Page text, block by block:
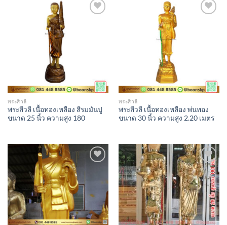
พระสีวลี
พระสีวลี เนื้อทองเหลือง สีรมมันปู
ขนาด 25 นิ้ว ความสูง 180
พระสีวลี
พระสีวลี เนื้อทองเหลือง พ่นทอง
ขนาด 30 นิ้ว ความสูง 2.20 เมตร
Add to
Wishlist